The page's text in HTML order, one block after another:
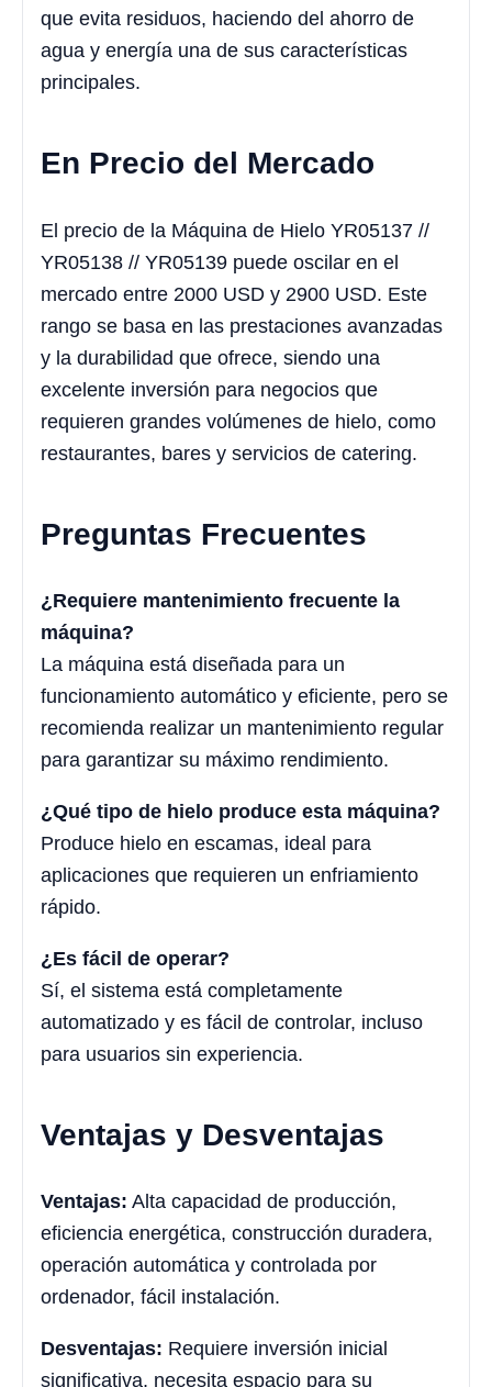
que evita residuos, haciendo del ahorro de
agua y energía una de sus características
principales.
En Precio del Mercado
El precio de la Máquina de Hielo YR05137 //
YR05138 // YR05139 puede oscilar en el
mercado entre 2000 USD y 2900 USD. Este
rango se basa en las prestaciones avanzadas
y la durabilidad que ofrece, siendo una
excelente inversión para negocios que
requieren grandes volúmenes de hielo, como
restaurantes, bares y servicios de catering.
Preguntas Frecuentes
¿Requiere mantenimiento frecuente la
máquina?
La máquina está diseñada para un
funcionamiento automático y eficiente, pero se
recomienda realizar un mantenimiento regular
para garantizar su máximo rendimiento.
¿Qué tipo de hielo produce esta máquina?
Produce hielo en escamas, ideal para
aplicaciones que requieren un enfriamiento
rápido.
¿Es fácil de operar?
Sí, el sistema está completamente
automatizado y es fácil de controlar, incluso
para usuarios sin experiencia.
Ventajas y Desventajas
Ventajas: Alta capacidad de producción,
eficiencia energética, construcción duradera,
operación automática y controlada por
ordenador, fácil instalación.
Desventajas: Requiere inversión inicial
significativa, necesita espacio para su